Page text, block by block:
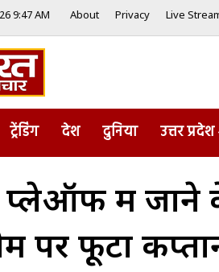
9:47 AM About Privacy Live
ट्रेंडिंग देश दुनिया उत्तर प्रदेश
में जाने के
पर फूटा